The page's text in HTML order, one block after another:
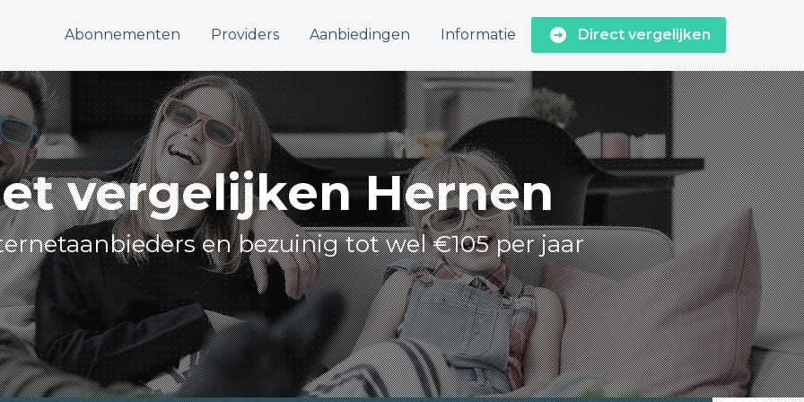
Abonnementen Providers Aanbiedingen Informatie Direct vergelijken
vergelijken Hernen
en bezuinig tot wel €105 per jaar